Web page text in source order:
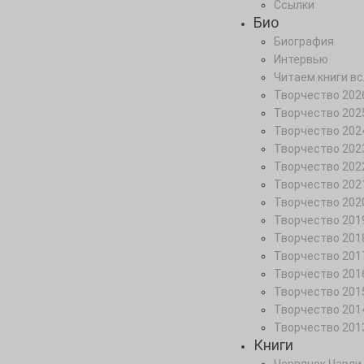
Ссылки
Био
Биография
Интервью
Читаем книги
Творчество
Творчество
Творчество
Творчество
Творчество
Творчество 2021
Творчество
Творчество
Творчество
Творчество
Творчество
Творчество
Творчество
Творчество
Книги